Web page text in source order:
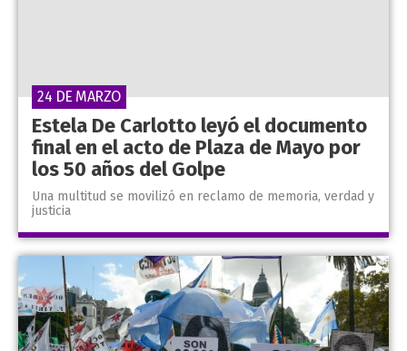
Estela De Carlotto leyó el documento
final en el acto de Plaza de Mayo por
los 50 años del Golpe
Una multitud se movilizó en reclamo de memoria, verdad y
justicia
24 DE MARZO